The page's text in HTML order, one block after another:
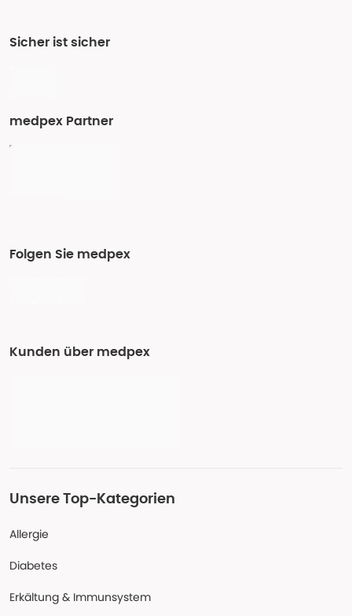
Sicher ist sicher
medpex Partner
Folgen Sie medpex
Kunden über medpex
Unsere Top-Kategorien
Allergie
Diabetes
Erkältung & Immunsystem